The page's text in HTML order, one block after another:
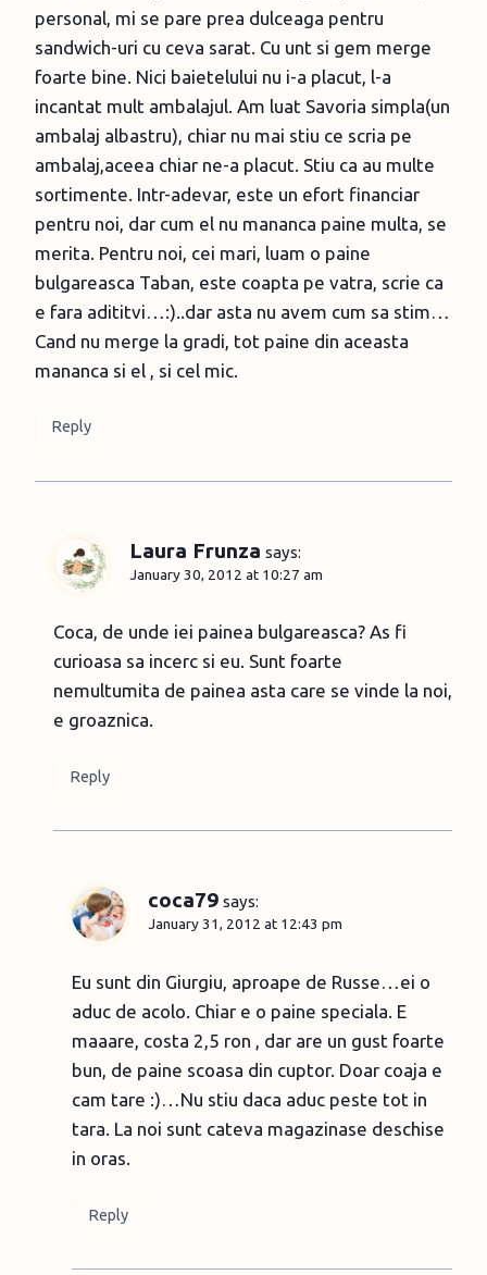
personal, mi se pare prea dulceaga pentru
sandwich-uri cu ceva sarat. Cu unt si gem merge
foarte bine. Nici baietelului nu i-a placut, l-a
incantat mult ambalajul. Am luat Savoria simpla(un
ambalaj albastru), chiar nu mai stiu ce scria pe
ambalaj,aceea chiar ne-a placut. Stiu ca au multe
sortimente. Intr-adevar, este un efort financiar
pentru noi, dar cum el nu mananca paine multa, se
merita. Pentru noi, cei mari, luam o paine
bulgareasca Taban, este coapta pe vatra, scrie ca
e fara adititvi…:)..dar asta nu avem cum sa stim…
Cand nu merge la gradi, tot paine din aceasta
mananca si el , si cel mic.
Reply
Laura Frunza says:
January 30, 2012 at 10:27 am
Coca, de unde iei painea bulgareasca? As fi
curioasa sa incerc si eu. Sunt foarte
nemultumita de painea asta care se vinde la noi,
e groaznica.
Reply
coca79 says:
January 31, 2012 at 12:43 pm
Eu sunt din Giurgiu, aproape de Russe…ei o
aduc de acolo. Chiar e o paine speciala. E
maaare, costa 2,5 ron , dar are un gust foarte
bun, de paine scoasa din cuptor. Doar coaja e
cam tare :)…Nu stiu daca aduc peste tot in
tara. La noi sunt cateva magazinase deschise
in oras.
Reply